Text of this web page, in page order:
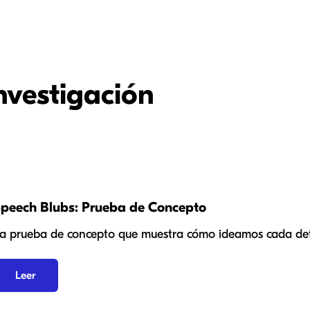
Blubs: Prueba de Concepto
prueba de concepto que muestra cómo ideamos cada
Leer